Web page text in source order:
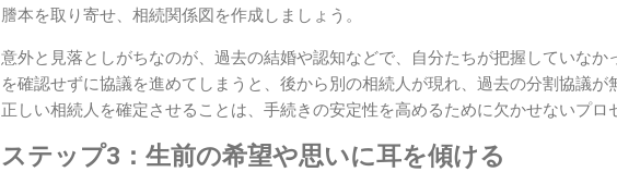
謄本を取り寄せ、相続関係図を作成しましょう。
意外と見落としがちなのが、過去の結婚や認知などで、自分たちが把握していな
を確認せずに協議を進めてしまうと、後から別の相続人が現れ、過去の分割協議
正しい相続人を確定させることは、手続きの安定性を高めるために欠かせないプロ
ステップ3：生前の希望や思いに耳を傾ける